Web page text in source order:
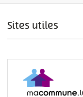
Sites utiles